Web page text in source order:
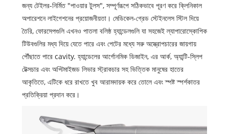
জন্য টেইলর-নির্মিত "পাওয়ার টুলস", সম্পূর্ণরূপে সঠিকভাবে পূরণ করে ক্লিনিকাল
অপারেশনে লাইগেশনের প্রয়োজনীয়তা। মেডিকেল-গ্রেড স্টেইনলেস স্টিল দিয়ে
তৈরি, ফোরসেপগুলি এখনও পাতলা বলিষ্ঠ হ্যান্ডেলগুলি যা সহজেই ল্যাপারোস্কোপিক
টিউবগুলির মধ্য দিয়ে যেতে পারে এবং পেটের মধ্যে সরু অস্ত্রোপচারের জায়গায়
পৌঁছাতে পারে cavity. হ্যান্ডেলের আর্গোনমিক ডিজাইন, এর আর্ক, অ্যান্টি-স্লিপ
টেক্সচার এবং অপ্টিমাইজড লিভার স্ট্রাকচার সহ ভিত্তিক মানুষের হাতের
আকৃতিতে, এটিকে ধরে রাখতে খুব আরামদায়ক করে তোলে এবং স্পষ্ট স্পর্শকাতর
প্রতিক্রিয়া প্রদান করে।